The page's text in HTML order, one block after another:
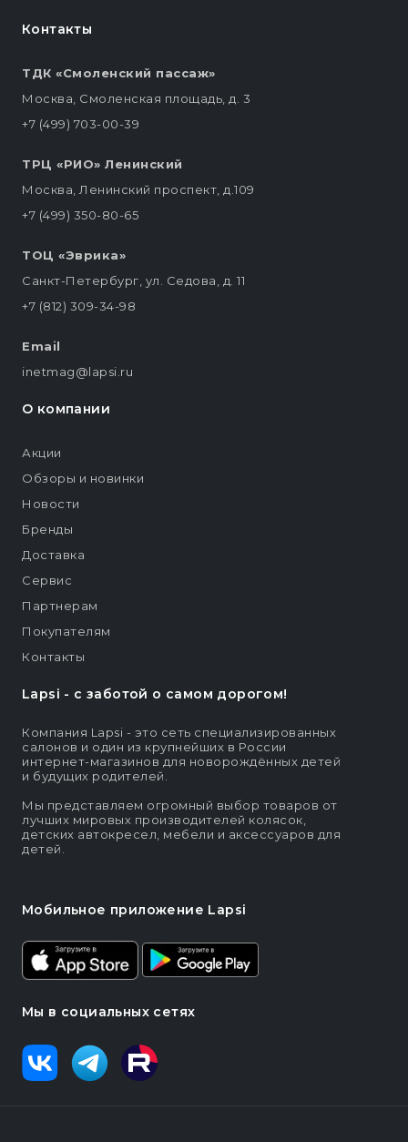
Lapsi - c заботой о самом дорогом!
Компания Lapsi - это сеть специализированных
салонов и один из крупнейших в России
интернет-магазинов для новорождённых детей
и будущих родителей.
Мы представляем огромный выбор товаров от
лучших мировых производителей колясок,
детских автокресел, мебели и аксессуаров для
детей.
Мобильное приложение Lapsi
Мы в социальных сетях
Контакты
ТДК «Смоленский пассаж»
Москва, Смоленская площадь, д. 3
+7 (499) 703-00-39
ТРЦ «РИО» Ленинский
Москва, Ленинский проспект, д.109
+7 (499) 350-80-65
ТОЦ «Эврика»
Санкт-Петербург, ул. Седова, д. 11
+7 (812) 309-34-98
Email
inetmag@lapsi.ru
О компании
Акции
Обзоры и новинки
Новости
Бренды
Доставка
Сервис
Партнерам
Покупателям
Контакты